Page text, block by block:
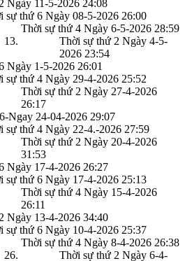
Ngày 11-5-2026 24:08
sự thứ 6 Ngày 08-5-2026 26:00
Thời sự thứ 4 Ngày 6-5-2026 28:59
Thời sự thứ 2 Ngày 4-5-
2026 23:54
Ngày 1-5-2026 26:01
sự thứ 4 Ngày 29-4-2026 25:52
Thời sự thứ 2 Ngày 27-4-2026
26:17
Ngay 24-04-2026 29:07
sự thứ 4 Ngày 22-4.-2026 27:59
Thời sự thứ 2 Ngày 20-4-2026
31:53
Ngày 17-4-2026 26:27
sự thứ 6 Ngày 17-4-2026 25:13
Thời sự thứ 4 Ngày 15-4-2026
26:11
Ngày 13-4-2026 34:40
sự thứ 6 Ngày 10-4-2026 25:37
Thời sự thứ 4 Ngày 8-4-2026 26:38
Thời sự thứ 2 Ngày 6-4-